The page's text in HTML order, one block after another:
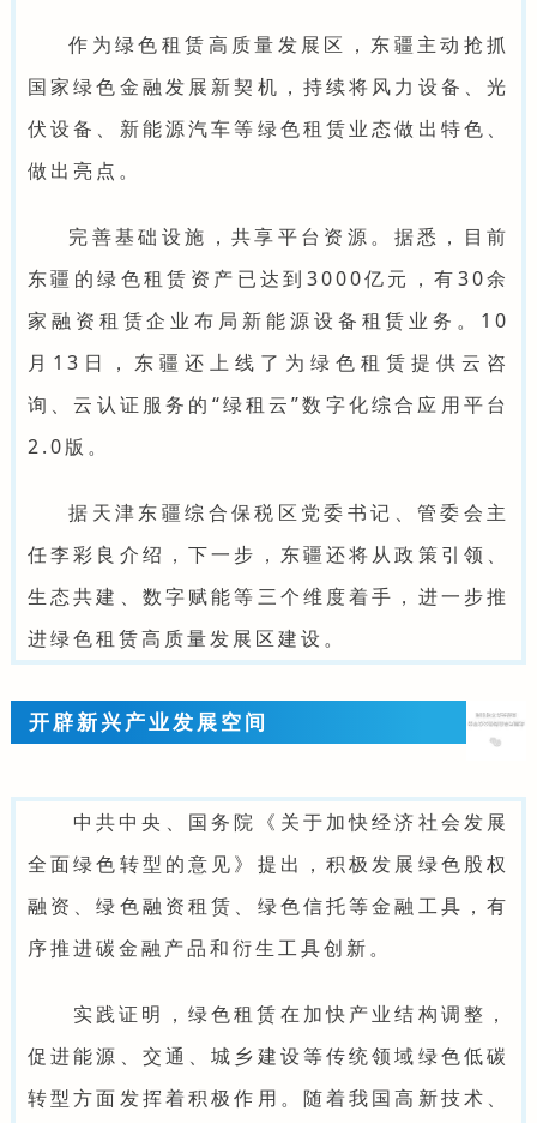
作为绿色租赁高质量发展区，东疆主动抢抓
国家绿色金融发展新契机，持续将风力设备、光
伏设备、新能源汽车等绿色租赁业态做出特色、
做出亮点。
完善基础设施，共享平台资源。据悉，目前
东疆的绿色租赁资产已达到3000亿元，有30余
家融资租赁企业布局新能源设备租赁业务。10
月13日，东疆还上线了为绿色租赁提供云咨
询、云认证服务的“绿租云”数字化综合应用平台
2.0版。
据天津东疆综合保税区党委书记、管委会主
任李彩良介绍，下一步，东疆还将从政策引领、
生态共建、数字赋能等三个维度着手，进一步推
进绿色租赁高质量发展区建设。
开辟新兴产业发展空间
中共中央、国务院《关于加快经济社会发展
全面绿色转型的意见》提出，积极发展绿色股权
融资、绿色融资租赁、绿色信托等金融工具，有
序推进碳金融产品和衍生工具创新。
实践证明，绿色租赁在加快产业结构调整，
促进能源、交通、城乡建设等传统领域绿色低碳
转型方面发挥着积极作用。随着我国高新技术、